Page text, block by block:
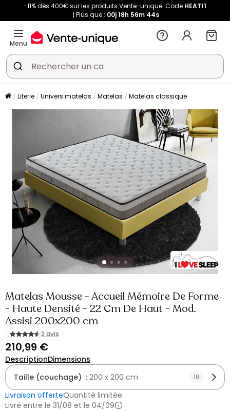
-11% dès 400€ sur les produits Vente-unique. Code HEAT11
Plus que : 00j 18h 56m 44s
Menu
Literie Univers matelas Matelas Matelas classique
Matelas Mousse - Accueil Mémoire De Forme
- Haute Densité - 22 Cm De Haut - Mod.
Assisi 200x200 cm
2 avis
210,99 €
DescriptionDimensions
Taille (couchage) : 200 x 200 cm 18
Livraison offerteQuantité limitée
Livré entre le 31/08 et le 04/09